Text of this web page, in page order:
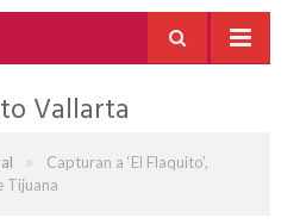
Vallarta
»
Capturan a ‘El Flaquito’,
Tijuana